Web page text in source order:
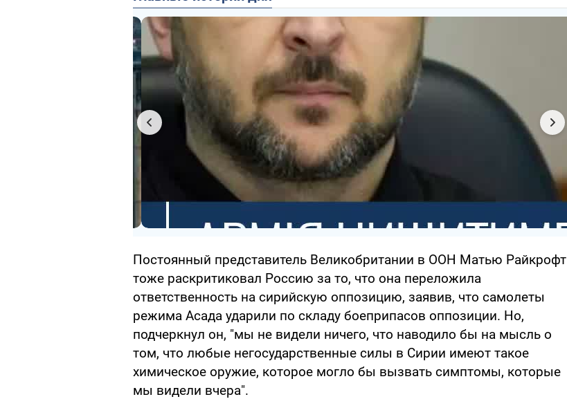
Постоянный представитель Великобритании в ООН Матью Райкрофт
тоже раскритиковал Россию за то, что она переложила
ответственность на сирийскую оппозицию, заявив, что самолеты
режима Асада ударили по складу боеприпасов оппозиции. Но,
подчеркнул он, "мы не видели ничего, что наводило бы на мысль о
том, что любые негосударственные силы в Сирии имеют такое
химическое оружие, которое могло бы вызвать симптомы, которые
мы видели вчера".